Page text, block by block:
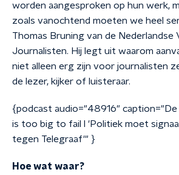
worden aangesproken op hun werk,
zoals vanochtend moeten we heel
Thomas Bruning van de Nederlandse
Journalisten. Hij legt uit waarom
niet alleen erg zijn voor journalisten
de lezer, kijker of luisteraar.
{podcast audio="48916" caption="De
is too big to fail l 'Politiek moet
tegen Telegraaf'" }
Hoe wat waar?